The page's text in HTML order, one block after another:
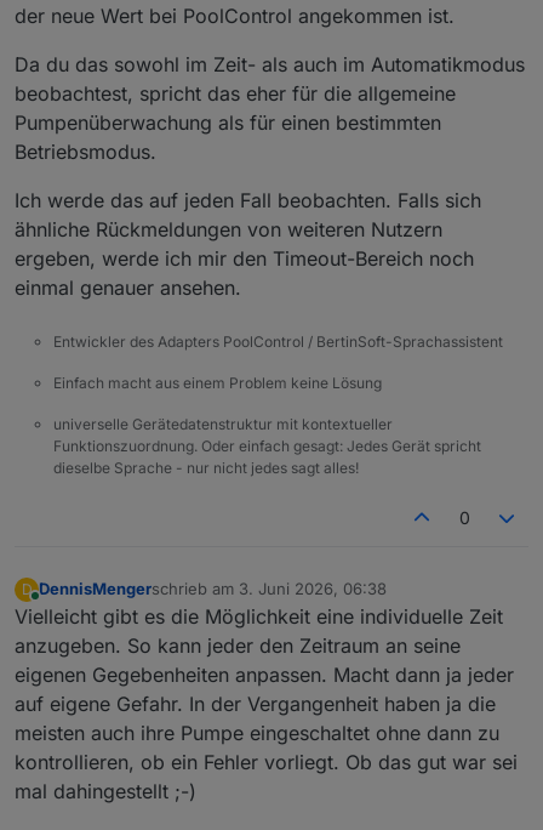
der neue Wert bei PoolControl angekommen ist.
Da du das sowohl im Zeit- als auch im Automatikmodus
beobachtest, spricht das eher für die allgemeine
Pumpenüberwachung als für einen bestimmten
Betriebsmodus.
Ich werde das auf jeden Fall beobachten. Falls sich
ähnliche Rückmeldungen von weiteren Nutzern
ergeben, werde ich mir den Timeout-Bereich noch
einmal genauer ansehen.
Entwickler des Adapters PoolControl / BertinSoft-Sprachassistent
Einfach macht aus einem Problem keine Lösung
universelle Gerätedatenstruktur mit kontextueller
Funktionszuordnung. Oder einfach gesagt: Jedes Gerät spricht
dieselbe Sprache - nur nicht jedes sagt alles!
0
D
Online
DennisMengerschrieb am 3. Juni 2026, 06:38
zuletzt editiert von
Vielleicht gibt es die Möglichkeit eine individuelle Zeit
anzugeben. So kann jeder den Zeitraum an seine
eigenen Gegebenheiten anpassen. Macht dann ja jeder
auf eigene Gefahr. In der Vergangenheit haben ja die
meisten auch ihre Pumpe eingeschaltet ohne dann zu
kontrollieren, ob ein Fehler vorliegt. Ob das gut war sei
mal dahingestellt ;-)